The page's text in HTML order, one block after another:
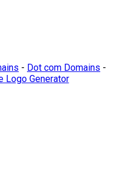
- Dot com Domains -
Logo Generator